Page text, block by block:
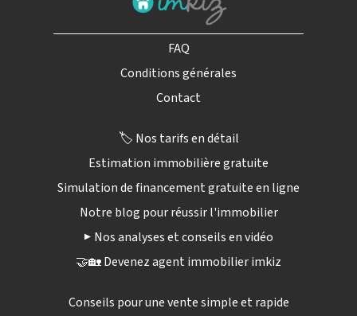
FAQ
Conditions générales
Contact
🏷️ Nos tarifs en détail
Estimation immobilière gratuite
Simulation de financement gratuite en ligne
Notre blog pour réussir l'immobilier
▶️ Nos analyses et conseils en vidéo
🤝🏡 Devenez agent immobilier imkiz
Conseils pour une vente simple et rapide